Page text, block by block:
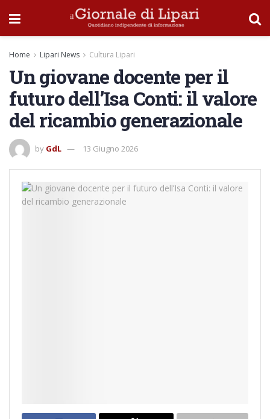
Home Lipari News Cultura Lipari
Un giovane docente per il
futuro dell’Isa Conti: il valore
del ricambio generazionale
by GdL 13 Giugno 2026